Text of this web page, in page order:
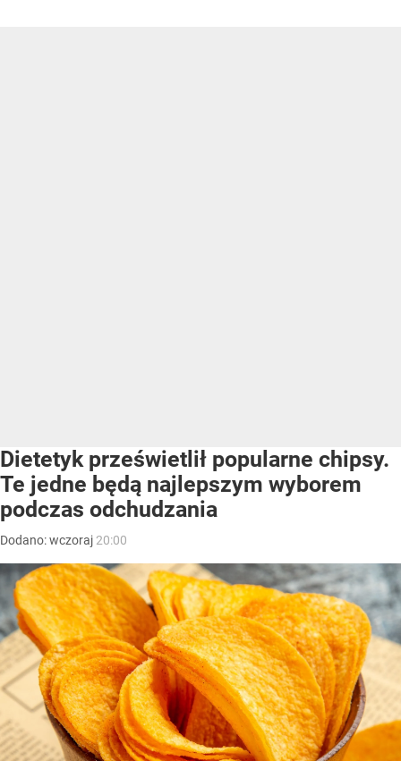
Dietetyk prześwietlił popularne chipsy.
Te jedne będą najlepszym wyborem
podczas odchudzania
Dodano:wczoraj 20:00